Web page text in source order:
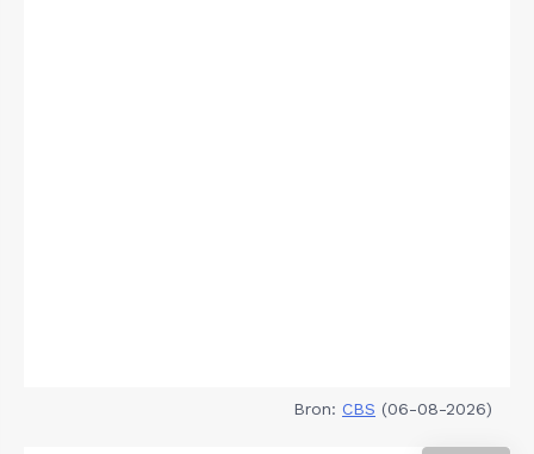
Bron: CBS (06-08-2026)